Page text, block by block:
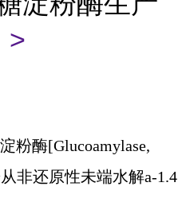
>
酶[Glucoamylase,
非还原性未端水解a-1.4